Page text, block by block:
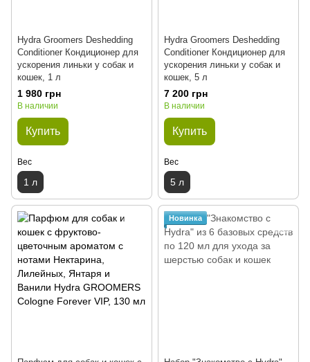
Hydra Groomers Deshedding
Conditioner Кондиционер для
ускорения линьки у собак и
кошек, 1 л
1 980 грн
В наличии
Купить
Вес
1 л
Hydra Groomers Deshedding
Conditioner Кондиционер для
ускорения линьки у собак и
кошек, 5 л
7 200 грн
В наличии
Купить
Вес
5 л
Новинка